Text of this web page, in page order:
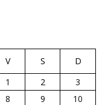
V S
D
1
2
3
8 9
10